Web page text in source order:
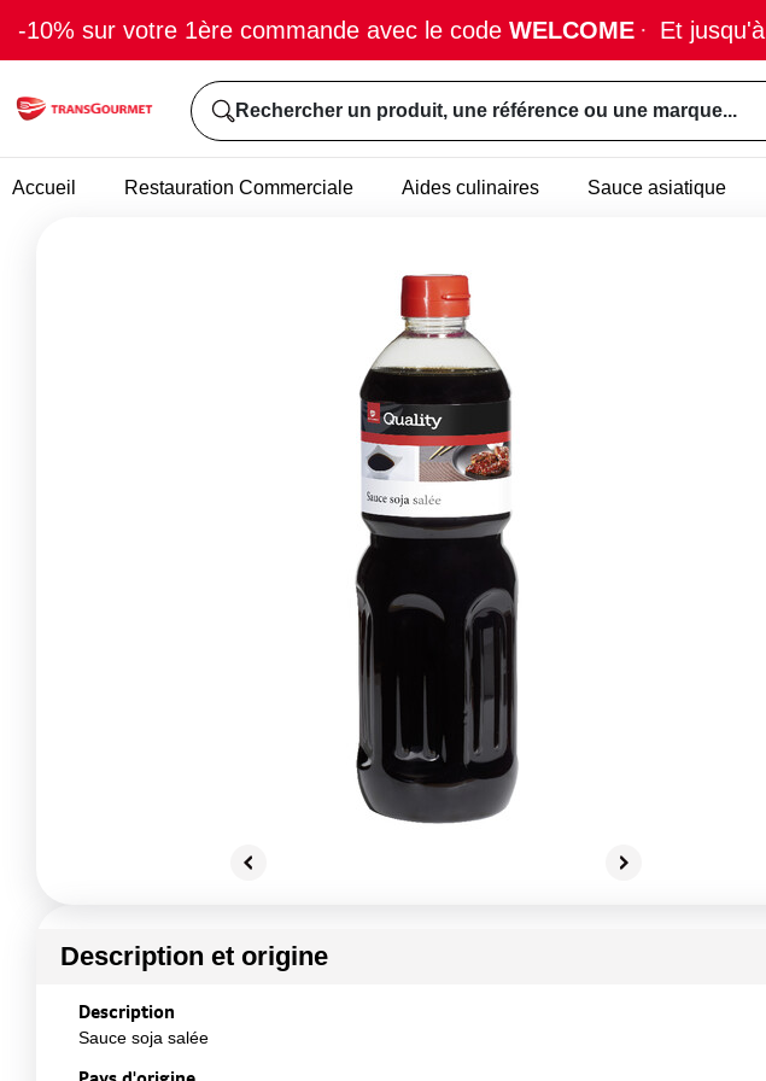
-10% sur votre 1ère commande avec le code WELCOME · Et jusqu'à
Rechercher un produit, une référence ou une marque...
Accueil Restauration Commerciale Aides culinaires Sauce asiatique
Description et origine
Description
Sauce soja salée